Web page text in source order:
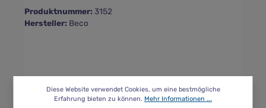
Produktnummer: 3152
Hersteller: Beco
Beschreibung
Diese Website verwendet Cookies, um eine bestmögliche
Erfahrung bieten zu können. Mehr Informationen ...